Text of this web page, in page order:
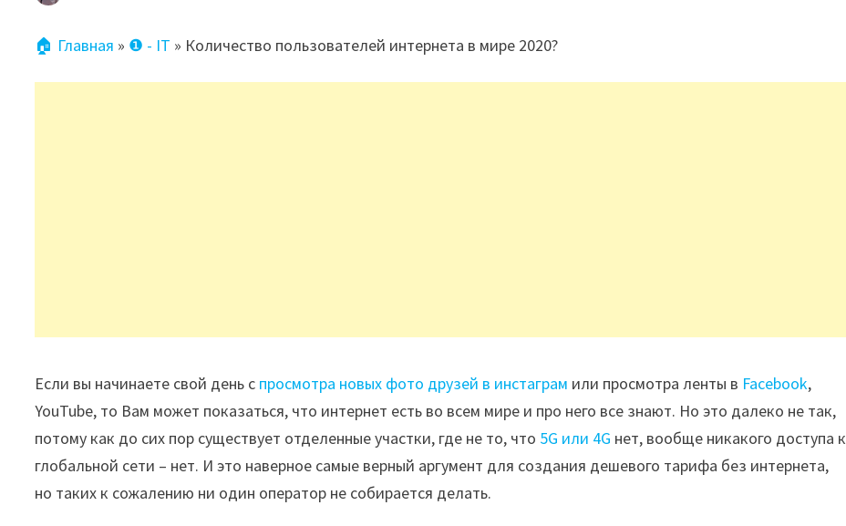
🏠 Главная » ❶ - IT » Количество пользователей интернета в мире 2020?
Если вы начинаете свой день с просмотра новых фото друзей в инстаграм или просмотра ленты в Facebook,
YouTube, то Вам может показаться, что интернет есть во всем мире и про него все знают. Но это далеко не так,
потому как до сих пор существует отделенные участки, где не то, что 5G или 4G нет, вообще никакого доступа к
глобальной сети – нет. И это наверное самые верный аргумент для создания дешевого тарифа без интернета,
но таких к сожалению ни один оператор не собирается делать.